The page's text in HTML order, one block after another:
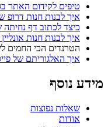
טיפים לקידום האתר
איך לבנות חנות דרופ
כיצד לכתוב דף נחיתה
איך לבנות חנות
הטרנדים הכי החמים לשנת 2025 בשיווק
איך האלגוריתם של
מידע נוסף
שאלות נפוצות
אודות